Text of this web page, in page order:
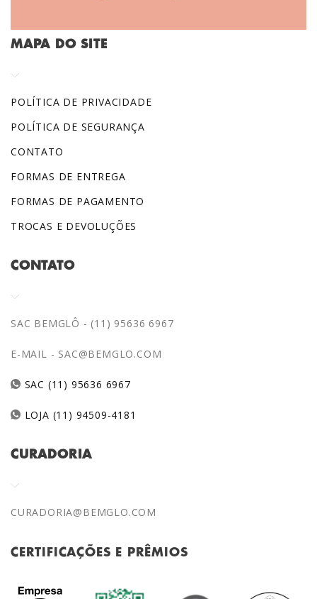
MAPA DO SITE
POLÍTICA DE PRIVACIDADE
POLÍTICA DE SEGURANÇA
CONTATO
FORMAS DE ENTREGA
FORMAS DE PAGAMENTO
TROCAS E DEVOLUÇÕES
CONTATO
SAC BEMGLÔ - (11) 95636 6967
E-MAIL - SAC@BEMGLO.COM
SAC (11) 95636 6967
LOJA (11) 94509-4181
CURADORIA
CURADORIA@BEMGLO.COM
CERTIFICAÇÕES E PRÊMIOS